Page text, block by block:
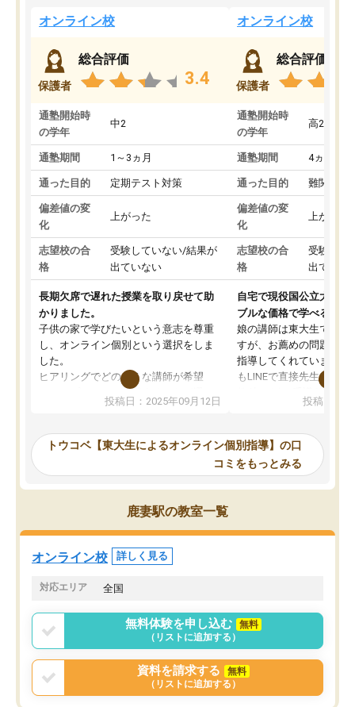
オンライン校
保護者
総合評価
3.4
通塾開始時
の学年
中2
通塾期間 1～3ヵ月
通った目的 定期テスト対策
偏差値の変
化
上がった
志望校の合
格
受験していない/結果が
出ていない
長期欠席で遅れた授業を取り戻せて助
かりました。
子供の家で学びたいという意志を尊重
し、オンライン個別という選択をしま
した。
ヒアリングでどのような講師が希望
か、オプションは付帯するかなど選ぶ
事が出来ました。
ーティングを行い、その講師で良いか
見てから講師を決定する事ができま
す。
うちの子は、初回面談の講師の方で決
オンラインツールを使用した単語帳の
共有があり宿題もそちらで出される形
でした。
言う事で講師変更の申し出があり、あ
まりに短期での変更だった為、塾に通
う事にして退会しました。遅れも取り
戻せ、授業内容や講師の方は良かった
と思います。
投稿日：2025年09月12日
オンライン校
保護者
総合評価
通塾開始時
の学年
高2
通塾期間 4ヵ月～1
通った目的 難関私立
偏差値の変
化
上がった
志望校の合
格
受験して
出ていな
自宅で現役国公立大学生
ブルな価格で学べる
娘の講師は東大生では無
すが、お薦めの問題集や
指導してくれています。
もLINEで直接先生に質問
めれるので、個人に合
いなのがあり(有料)、受
ことをどんなスケジュー
くか相談したのですが、
ち期待したものではなく
くなってきたようなので
投稿日：
トウコベ【東大生によるオンライン個別指導】の口
コミをもっとみる
鹿妻駅の教室一覧
オンライン校 詳しく見る
対応エリア 全国
無料体験を申し込む
無料
（リストに追加する）
資料を請求する
無料
（リストに追加する）